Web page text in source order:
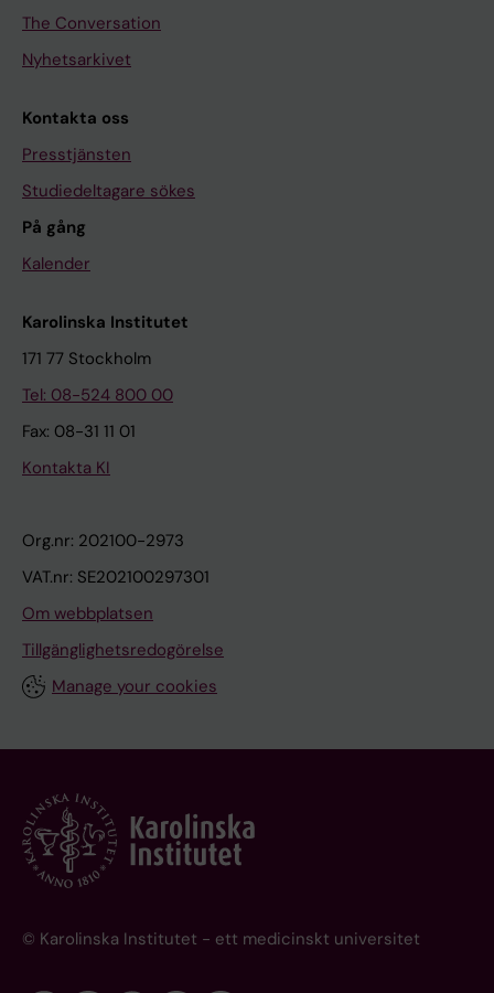
The Conversation
Nyhetsarkivet
Kontakta oss
Presstjänsten
Studiedeltagare sökes
På gång
Kalender
Karolinska Institutet
171 77 Stockholm
Tel: 08-524 800 00
Fax: 08-31 11 01
Kontakta KI
Org.nr: 202100-2973
VAT.nr: SE202100297301
Om webbplatsen
Tillgänglighetsredogörelse
Manage your cookies
© Karolinska Institutet - ett medicinskt universitet